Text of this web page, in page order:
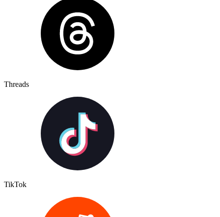
Threads
TikTok